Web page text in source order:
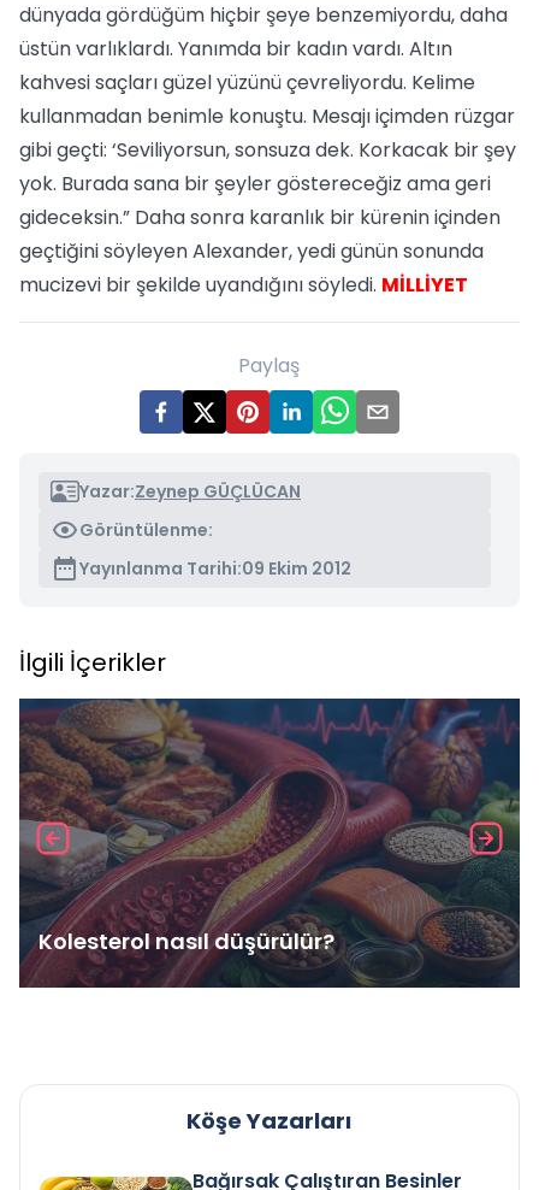
dünyada gördüğüm hiçbir şeye benzemiyordu, daha
üstün varlıklardı. Yanımda bir kadın vardı. Altın
kahvesi saçları güzel yüzünü çevreliyordu. Kelime
kullanmadan benimle konuştu. Mesajı içimden rüzgar
gibi geçti: ‘Seviliyorsun, sonsuza dek. Korkacak bir şey
yok. Burada sana bir şeyler göstereceğiz ama geri
gideceksin.” Daha sonra karanlık bir kürenin içinden
geçtiğini söyleyen Alexander, yedi günün sonunda
mucizevi bir şekilde uyandığını söyledi. MİLLİYET
Paylaş
Yazar:Zeynep GÜÇLÜCAN
Görüntülenme:
Yayınlanma Tarihi:09 Ekim 2012
İlgili İçerikler
Kolesterol nasıl düşürülür?
Köşe Yazarları
Bağırsak Çalıştıran Besinler